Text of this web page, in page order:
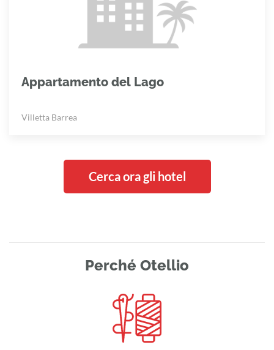
Appartamento del Lago
Villetta Barrea
Cerca ora gli hotel
Perché Otellio